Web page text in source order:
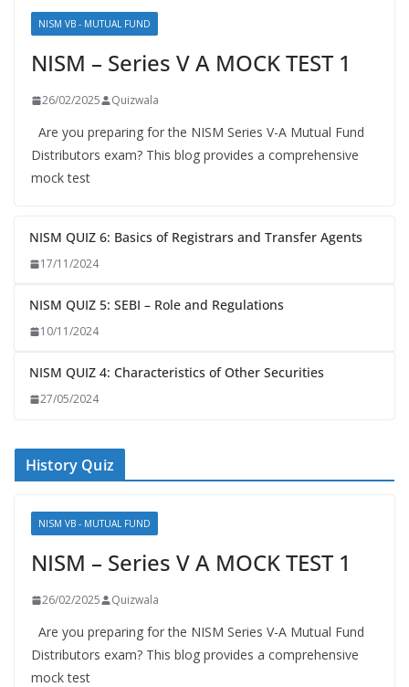
NISM VB - MUTUAL FUND
NISM – Series V A MOCK TEST 1
26/02/2025 Quizwala
Are you preparing for the NISM Series V-A Mutual Fund
Distributors exam? This blog provides a comprehensive
mock test
NISM QUIZ 6: Basics of Registrars and Transfer Agents
17/11/2024
NISM QUIZ 5: SEBI – Role and Regulations
10/11/2024
NISM QUIZ 4: Characteristics of Other Securities
27/05/2024
History Quiz
NISM VB - MUTUAL FUND
NISM – Series V A MOCK TEST 1
26/02/2025 Quizwala
Are you preparing for the NISM Series V-A Mutual Fund
Distributors exam? This blog provides a comprehensive
mock test